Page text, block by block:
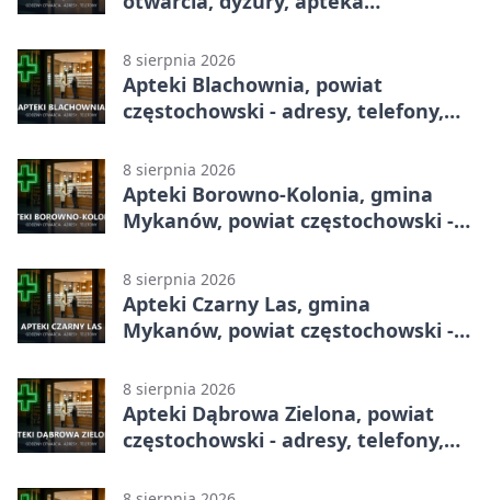
8 sierpnia 2026
Apteki Blachownia, powiat
częstochowski - adresy, telefony,
8 sierpnia 2026
Apteki Borowno-Kolonia, gmina
Mykanów, powiat częstochowski -
8 sierpnia 2026
Apteki Czarny Las, gmina
Mykanów, powiat częstochowski -
8 sierpnia 2026
Apteki Dąbrowa Zielona, powiat
częstochowski - adresy, telefony,